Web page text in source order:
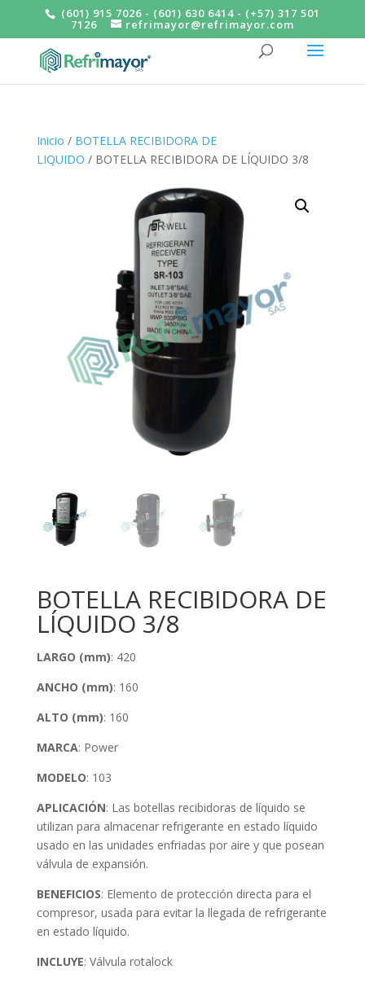
(601) 915 7026 - (601) 630 6414 - (+57) 317 501
7126 refrimayor@refrimayor.com
Inicio / BOTELLA RECIBIDORA DE
LIQUIDO / BOTELLA RECIBIDORA DE LÍQUIDO 3/8
BOTELLA RECIBIDORA DE
LÍQUIDO 3/8
LARGO (mm): 420
ANCHO (mm): 160
ALTO (mm): 160
MARCA: Power
MODELO: 103
APLICACIÓN: Las botellas recibidoras de líquido se
utilizan para almacenar refrigerante en estado líquido
usado en las unidades enfriadas por aire y que posean
válvula de expansión.
BENEFICIOS: Elemento de protección directa para el
compresor, usada para evitar la llegada de refrigerante
en estado líquido.
INCLUYE: Válvula rotalock